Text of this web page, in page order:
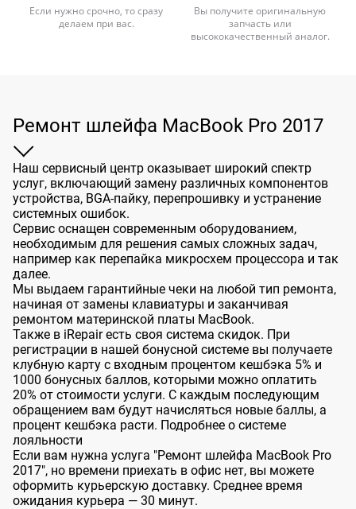
Если нужно срочно, то сразу
делаем при вас.
Вы получите оригинальную
запчасть или
высококачественный аналог.
Ремонт шлейфа MacBook Pro 2017
Наш сервисный центр оказывает широкий спектр
услуг, включающий замену различных компонентов
устройства, BGA-пайку, перепрошивку и устранение
системных ошибок.
Сервис оснащен современным оборудованием,
необходимым для решения самых сложных задач,
например как перепайка микросхем процессора и так
далее.
Мы выдаем гарантийные чеки на любой тип ремонта,
начиная от замены клавиатуры и заканчивая
ремонтом материнской платы MacBook.
Также в iRepair есть своя система скидок. При
регистрации в нашей бонусной системе вы получаете
клубную карту с входным процентом кешбэка 5% и
1000 бонусных баллов, которыми можно оплатить
20% от стоимости услуги. С каждым последующим
обращением вам будут начисляться новые баллы, а
процент кешбэка расти. Подробнее о системе
лояльности
Если вам нужна услуга "Ремонт шлейфа MacBook Pro
2017", но времени приехать в офис нет, вы можете
оформить курьерскую доставку. Среднее время
ожидания курьера — 30 минут.